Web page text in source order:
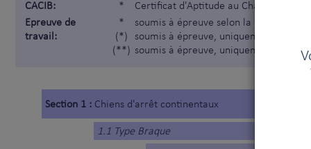
CACIB: *
Certificat d'Aptitude au Championnat
Epreuve de
travail:
*
(*)
(**)
soumis à épreuve selon la
soumis à épreuve, uniquement pour
soumis à épreuve, uniquement pour
Section 1 : Chiens d'arrêt continentaux
1.1 Type Braque